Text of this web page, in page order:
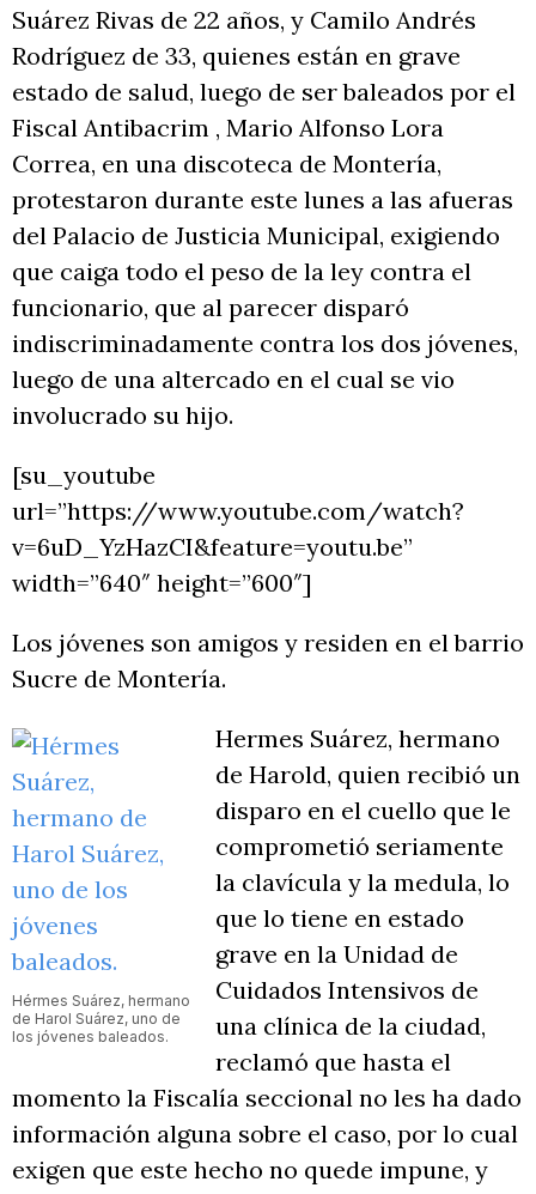
Suárez Rivas de 22 años, y Camilo Andrés
Rodríguez de 33, quienes están en grave
estado de salud, luego de ser baleados por el
Fiscal Antibacrim , Mario Alfonso Lora
Correa, en una discoteca de Montería,
protestaron durante este lunes a las afueras
del Palacio de Justicia Municipal, exigiendo
que caiga todo el peso de la ley contra el
funcionario, que al parecer disparó
indiscriminadamente contra los dos jóvenes,
luego de una altercado en el cual se vio
involucrado su hijo.
[su_youtube
url=”https://www.youtube.com/watch?
v=6uD_YzHazCI&feature=youtu.be”
width=”640″ height=”600″]
Los jóvenes son amigos y residen en el barrio
Sucre de Montería.
Hérmes Suárez, hermano
de Harol Suárez, uno de
los jóvenes baleados.
Hermes Suárez, hermano
de Harold, quien recibió un
disparo en el cuello que le
comprometió seriamente
la clavícula y la medula, lo
que lo tiene en estado
grave en la Unidad de
Cuidados Intensivos de
una clínica de la ciudad,
reclamó que hasta el
momento la Fiscalía seccional no les ha dado
información alguna sobre el caso, por lo cual
exigen que este hecho no quede impune, y